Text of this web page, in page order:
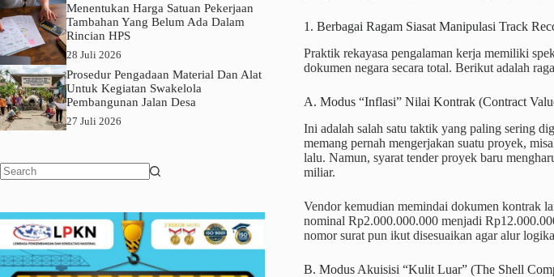
1. Berbagai Ragam Siasat Manipulasi Track
Praktik rekayasa pengalaman kerja memiliki
dokumen negara secara total. Berikut adalah
A. Modus “Inflasi” Nilai Kontrak (Contract
Ini adalah salah satu taktik yang paling sering
memang pernah mengerjakan suatu proyek,
lalu. Namun, syarat tender proyek baru
miliar.
Vendor kemudian memindai dokumen kontrak
nominal Rp2.000.000.000 menjadi
nomor surat pun ikut disesuaikan agar alur
B. Modus Akuisisi “Kulit Luar” (The Shell
Menentukan Harga Satuan Pekerjaan
Tambahan Yang Belum Ada Dalam
Rincian HPS
28 Juli 2026
Prosedur Pengadaan Material Dan Alat
Untuk Kegiatan Swakelola
Pembangunan Jalan Desa
27 Juli 2026